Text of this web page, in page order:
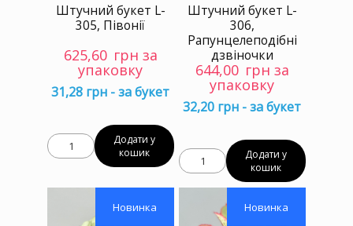
Штучний букет L-
305, Півонії
625,60 грн за
упаковку
31,28 грн - за букет
Додати у
кошик
Штучний букет L-
306,
Рапунцелеподібні
дзвіночки
644,00 грн за
упаковку
32,20 грн - за букет
Додати у
кошик
Новинка Новинка